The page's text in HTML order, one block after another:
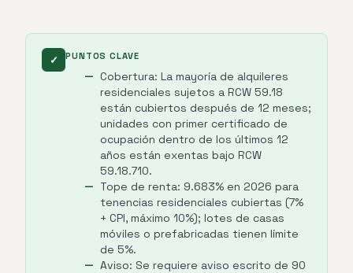
✓ PUNTOS CLAVE
Cobertura: La mayoría de alquileres
residenciales sujetos a RCW 59.18
están cubiertos después de 12 meses;
unidades con primer certificado de
ocupación dentro de los últimos 12
años están exentas bajo RCW
59.18.710.
Tope de renta: 9.683% en 2026 para
tenencias residenciales cubiertas (7%
+ CPI, máximo 10%); lotes de casas
móviles o prefabricadas tienen límite
de 5%.
Aviso: Se requiere aviso escrito de 90